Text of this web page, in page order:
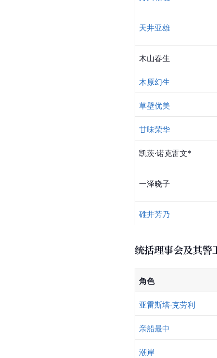
天井亚雄
木山春生
木原幻生
草壁优美
甘味荣华
凯茨·诺克雷文*
一泽晓子
碓井芳乃
统括理事会及其警
角色
亚雷斯塔·克劳利
亲船最中
潮岸